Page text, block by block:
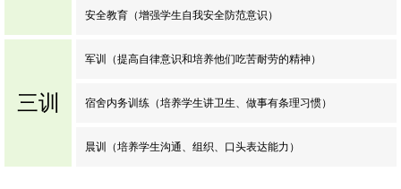
安全教育（增强学生自我安全防范意识）
三训
军训（提高自律意识和培养他们吃苦耐劳的精神）
宿舍内务训练（培养学生讲卫生、做事有条理习惯）
晨训（培养学生沟通、组织、口头表达能力）